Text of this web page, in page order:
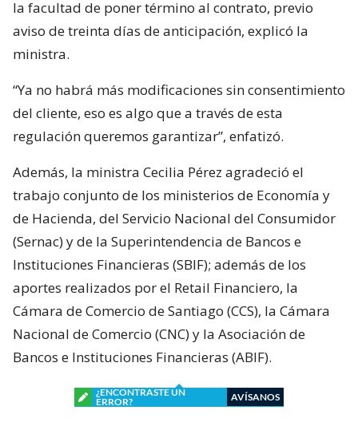
la facultad de poner término al contrato, previo
aviso de treinta días de anticipación, explicó la
ministra.
“Ya no habrá más modificaciones sin consentimiento
del cliente, eso es algo que a través de esta
regulación queremos garantizar”, enfatizó.
Además, la ministra Cecilia Pérez agradeció el
trabajo conjunto de los ministerios de Economía y
de Hacienda, del Servicio Nacional del Consumidor
(Sernac) y de la Superintendencia de Bancos e
Instituciones Financieras (SBIF); además de los
aportes realizados por el Retail Financiero, la
Cámara de Comercio de Santiago (CCS), la Cámara
Nacional de Comercio (CNC) y la Asociación de
Bancos e Instituciones Financieras (ABIF).
¿ENCONTRASTE UN
ERROR?
AVÍSANOS